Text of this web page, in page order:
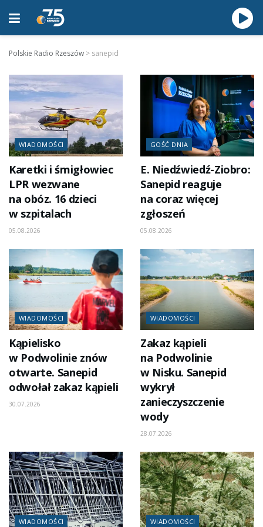
Polskie Radio Rzeszów > sanepid
WIADOMOŚCI
Karetki i śmigłowiec
LPR wezwane
na obóz. 16 dzieci
w szpitalach
05.08.2026
GOŚĆ DNIA
E. Niedźwiedź-Ziobro:
Sanepid reaguje
na coraz więcej
zgłoszeń
05.08.2026
WIADOMOŚCI
Kąpielisko
w Podwolinie znów
otwarte. Sanepid
odwołał zakaz kąpieli
30.07.2026
WIADOMOŚCI
Zakaz kąpieli
na Podwolinie
w Nisku. Sanepid
wykrył
zanieczyszczenie
wody
28.07.2026
WIADOMOŚCI WIADOMOŚCI